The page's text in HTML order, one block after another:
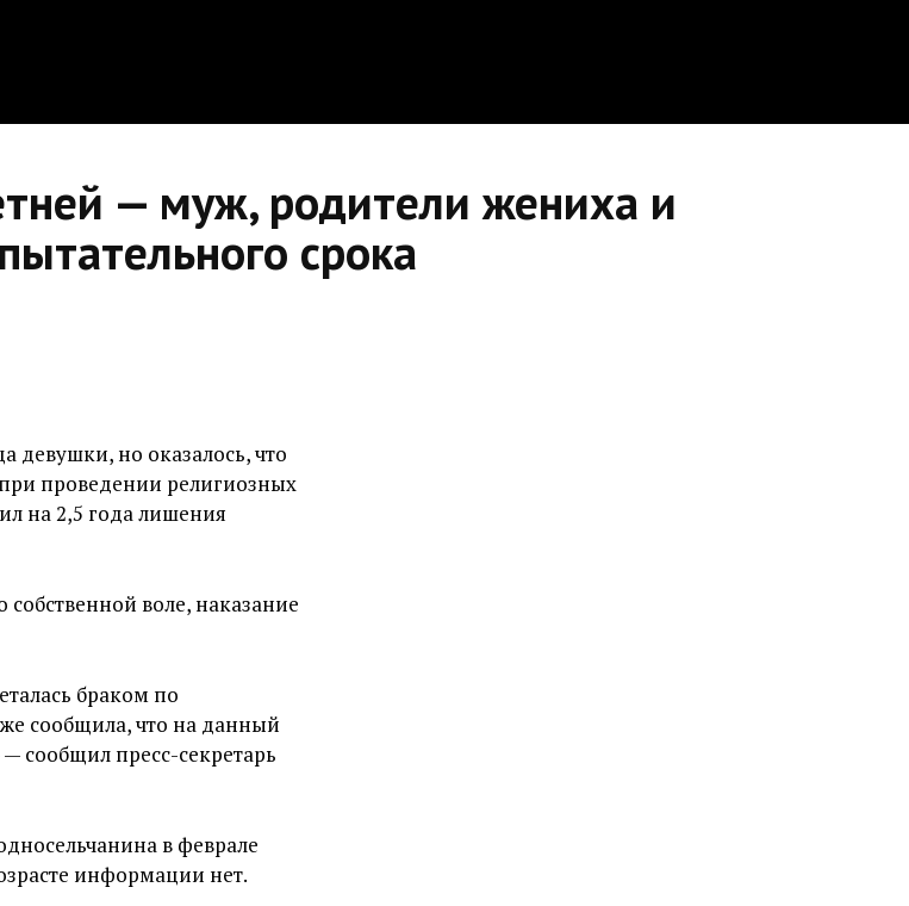
— муж, родители жениха и
срока
девушки, но оказалось, что
проведении религиозных
на 2,5 года лишения
воле, наказание
браком по
сообщила, что на данный
сообщил пресс-секретарь
в феврале
информации нет.